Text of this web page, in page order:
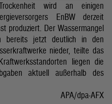
wird an einigen
EnBW derzeit
produziert. Der Wassermangel
bereits jetzt deutlich in den
nieder, teilte das
liegen die
aktuell außerhalb des
APA/dpa-AFX